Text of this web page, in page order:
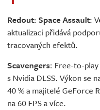
Redout: Space Assault:
aktualizaci přidává
tracovaných efektů.
Scavengers: Free-to-
s Nvidia DLSS. Výkon se
40 % a majitelé GeForce
na 60 FPS a více.